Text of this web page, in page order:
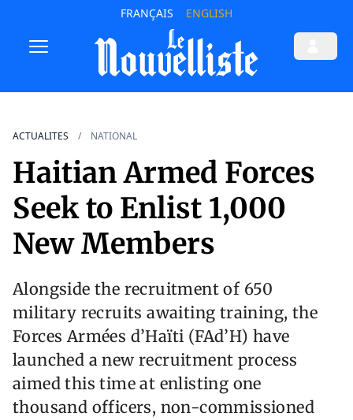
FRANÇAIS ENGLISH
ACTUALITES NATIONAL
Haitian Armed Forces
Seek to Enlist 1,000
New Members
Alongside the recruitment of 650
military recruits awaiting training, the
Forces Armées d’Haïti (FAd’H) have
launched a new recruitment process
aimed this time at enlisting one
thousand officers, non-commissioned